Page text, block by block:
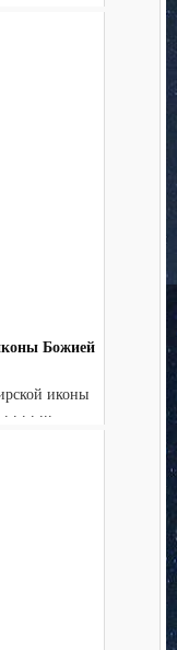
Божией
иконы
. . . ...